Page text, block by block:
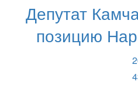
Депутат
позицию